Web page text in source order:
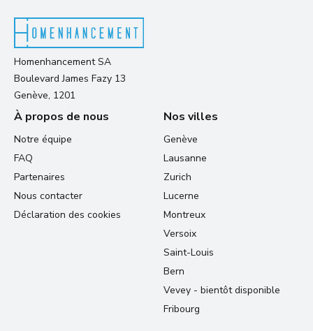
Homenhancement SA
Boulevard James Fazy 13
Genève, 1201
À propos de nous
Notre équipe
FAQ
Partenaires
Nous contacter
Déclaration des cookies
Nos villes
Genève
Lausanne
Zurich
Lucerne
Montreux
Versoix
Saint-Louis
Bern
Vevey - bientôt disponible
Fribourg